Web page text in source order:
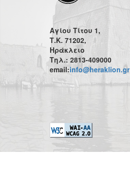
Αγίου Τίτου 1,
Τ.Κ. 71202,
Ηράκλειο
Τηλ.: 2813-409000
email:info@heraklion.gr